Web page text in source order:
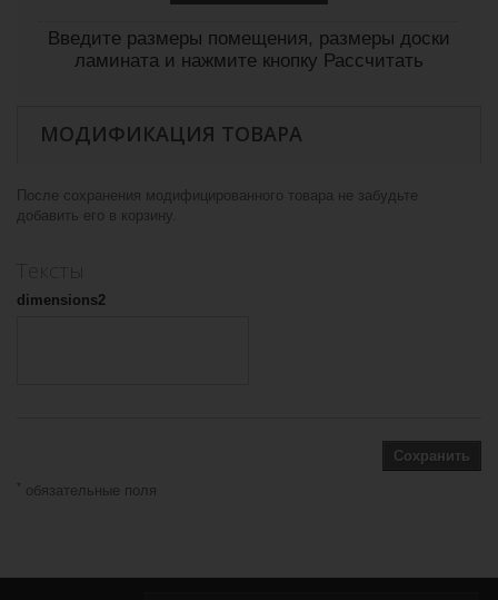
Введите размеры помещения, размеры доски
ламината и нажмите кнопку Рассчитать
МОДИФИКАЦИЯ ТОВАРА
После сохранения модифицированного товара не забудьте
добавить его в корзину.
dimensions2
Сохранить
обязательные поля